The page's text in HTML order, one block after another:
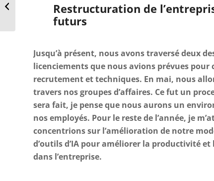
Restructuration de
futurs
Jusqu’à présent, nous avons traversé deux
licenciements que nous avions prévues pour
recrutement et techniques. En mai, nous
travers nos groupes d’affaires. Ce fut un
sera fait, je pense que nous aurons un
nos employés. Pour le reste de l’année, je
concentrions sur l’amélioration de notre
d’outils d’IA pour améliorer la productivité
dans l’entreprise.
réseaux sociaux pour
atteindre de